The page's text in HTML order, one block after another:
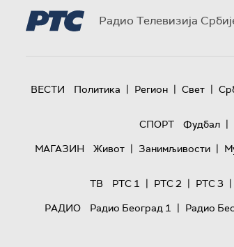
Радио Телевизија
ВЕСТИ Политика | Регион | Свет |
СПОРТ
Фудбал |
МАГАЗИН
Живот | Занимљивости |
ТВ
РТС 1 | РТС 2 | РТС 3 |
РАДИО
Радио Београд 1 | Радио